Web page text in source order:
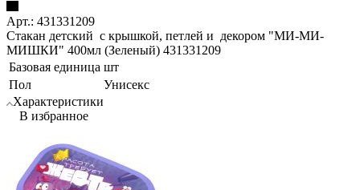
Арт.: 431331209
Стакан детский с крышкой, петлей и декором "МИ-МИ-
МИШКИ" 400мл (Зеленый) 431331209
Базовая единица шт
Пол
Унисекс
Характеристики
В избранное